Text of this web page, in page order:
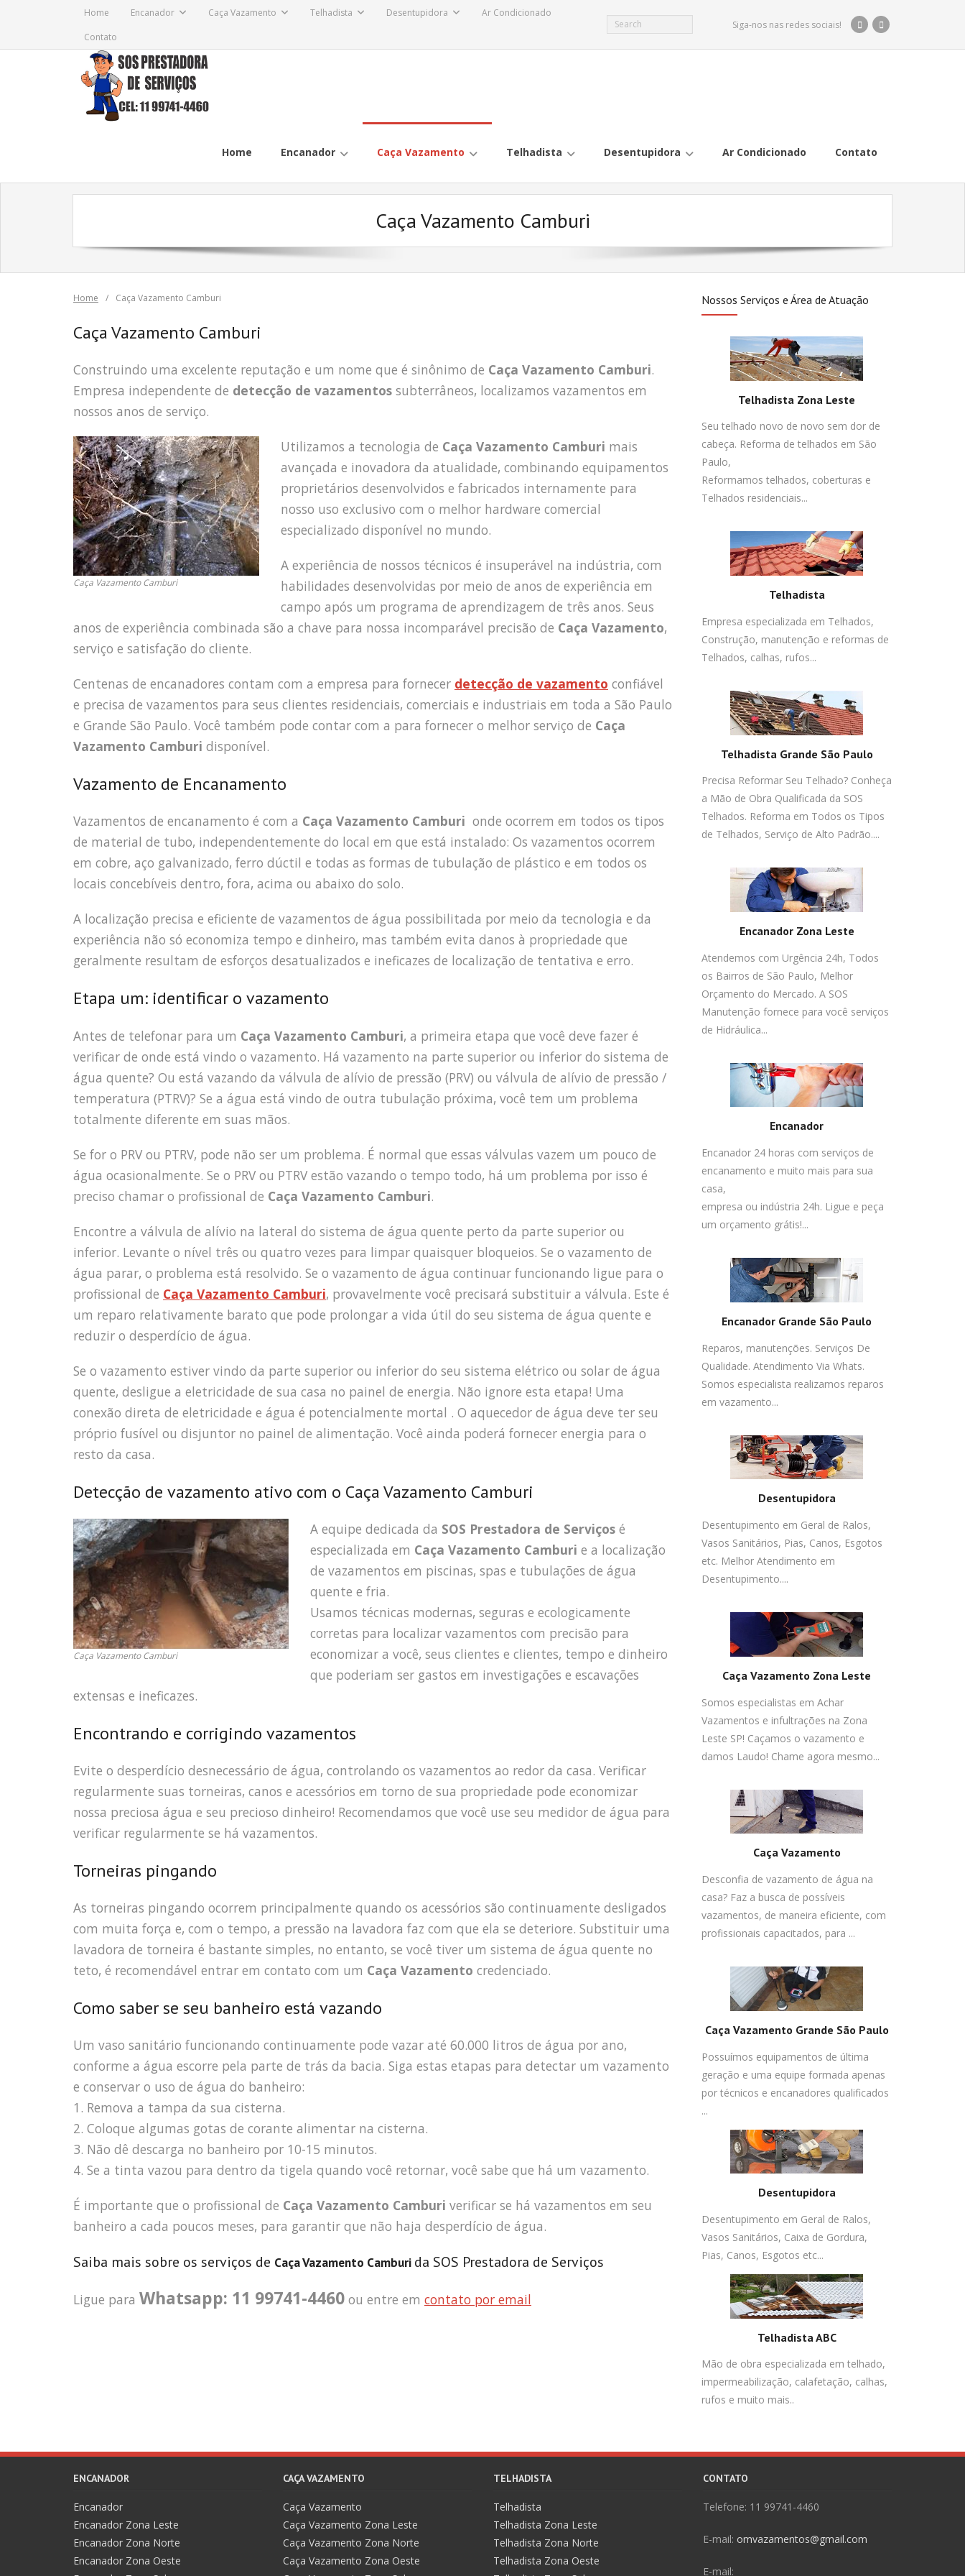
Home Encanador Caça Vazamento Telhadista Desentupidora
Ar Condicionado
Contato
Siga-nos nas redes sociais!
Home Encanador Caça Vazamento Telhadista Desentupidora Ar Condicionado Contato
Caça Vazamento Camburi
Home / Caça Vazamento Camburi
Caça Vazamento Camburi
Construindo uma excelente reputação e um nome que é sinônimo de Caça Vazamento Camburi.
Empresa independente de detecção de vazamentos subterrâneos, localizamos vazamentos em
nossos anos de serviço.
Caça Vazamento Camburi
Utilizamos a tecnologia de Caça Vazamento Camburi mais
avançada e inovadora da atualidade, combinando equipamentos
proprietários desenvolvidos e fabricados internamente para
nosso uso exclusivo com o melhor hardware comercial
especializado disponível no mundo.
A experiência de nossos técnicos é insuperável na indústria, com
habilidades desenvolvidas por meio de anos de experiência em
campo após um programa de aprendizagem de três anos. Seus
anos de experiência combinada são a chave para nossa incomparável precisão de Caça Vazamento,
serviço e satisfação do cliente.
Centenas de encanadores contam com a empresa para fornecer detecção de vazamento confiável
e precisa de vazamentos para seus clientes residenciais, comerciais e industriais em toda a São Paulo
e Grande São Paulo. Você também pode contar com a para fornecer o melhor serviço de Caça
Vazamento Camburi disponível.
Vazamento de Encanamento
Vazamentos de encanamento é com a Caça Vazamento Camburi onde ocorrem em todos os tipos
de material de tubo, independentemente do local em que está instalado: Os vazamentos ocorrem
em cobre, aço galvanizado, ferro dúctil e todas as formas de tubulação de plástico e em todos os
locais concebíveis dentro, fora, acima ou abaixo do solo.
A localização precisa e eficiente de vazamentos de água possibilitada por meio da tecnologia e da
experiência não só economiza tempo e dinheiro, mas também evita danos à propriedade que
geralmente resultam de esforços desatualizados e ineficazes de localização de tentativa e erro.
Etapa um: identificar o vazamento
Antes de telefonar para um Caça Vazamento Camburi, a primeira etapa que você deve fazer é
verificar de onde está vindo o vazamento. Há vazamento na parte superior ou inferior do sistema de
água quente? Ou está vazando da válvula de alívio de pressão (PRV) ou válvula de alívio de pressão /
temperatura (PTRV)? Se a água está vindo de outra tubulação próxima, você tem um problema
totalmente diferente em suas mãos.
Se for o PRV ou PTRV, pode não ser um problema. É normal que essas válvulas vazem um pouco de
água ocasionalmente. Se o PRV ou PTRV estão vazando o tempo todo, há um problema por isso é
preciso chamar o profissional de Caça Vazamento Camburi.
Encontre a válvula de alívio na lateral do sistema de água quente perto da parte superior ou
inferior. Levante o nível três ou quatro vezes para limpar quaisquer bloqueios. Se o vazamento de
água parar, o problema está resolvido. Se o vazamento de água continuar funcionando ligue para o
profissional de Caça Vazamento Camburi, provavelmente você precisará substituir a válvula. Este é
um reparo relativamente barato que pode prolongar a vida útil do seu sistema de água quente e
reduzir o desperdício de água.
Se o vazamento estiver vindo da parte superior ou inferior do seu sistema elétrico ou solar de água
quente, desligue a eletricidade de sua casa no painel de energia. Não ignore esta etapa! Uma
conexão direta de eletricidade e água é potencialmente mortal . O aquecedor de água deve ter seu
próprio fusível ou disjuntor no painel de alimentação. Você ainda poderá fornecer energia para o
resto da casa.
Detecção de vazamento ativo com o Caça Vazamento Camburi
Caça Vazamento Camburi
A equipe dedicada da SOS Prestadora de Serviços é
especializada em Caça Vazamento Camburi e a localização
de vazamentos em piscinas, spas e tubulações de água
quente e fria.
Usamos técnicas modernas, seguras e ecologicamente
corretas para localizar vazamentos com precisão para
economizar a você, seus clientes e clientes, tempo e dinheiro
que poderiam ser gastos em investigações e escavações
extensas e ineficazes.
Encontrando e corrigindo vazamentos
Evite o desperdício desnecessário de água, controlando os vazamentos ao redor da casa. Verificar
regularmente suas torneiras, canos e acessórios em torno de sua propriedade pode economizar
nossa preciosa água e seu precioso dinheiro! Recomendamos que você use seu medidor de água para
verificar regularmente se há vazamentos.
Torneiras pingando
As torneiras pingando ocorrem principalmente quando os acessórios são continuamente desligados
com muita força e, com o tempo, a pressão na lavadora faz com que ela se deteriore. Substituir uma
lavadora de torneira é bastante simples, no entanto, se você tiver um sistema de água quente no
teto, é recomendável entrar em contato com um Caça Vazamento credenciado.
Como saber se seu banheiro está vazando
Um vaso sanitário funcionando continuamente pode vazar até 60.000 litros de água por ano,
conforme a água escorre pela parte de trás da bacia. Siga estas etapas para detectar um vazamento
e conservar o uso de água do banheiro:
1. Remova a tampa da sua cisterna.
2. Coloque algumas gotas de corante alimentar na cisterna.
3. Não dê descarga no banheiro por 10-15 minutos.
4. Se a tinta vazou para dentro da tigela quando você retornar, você sabe que há um vazamento.
É importante que o profissional de Caça Vazamento Camburi verificar se há vazamentos em seu
banheiro a cada poucos meses, para garantir que não haja desperdício de água.
Saiba mais sobre os serviços de Caça Vazamento Camburi da SOS Prestadora de Serviços
Ligue para Whatsapp: 11 99741-4460 ou entre em contato por email
Nossos Serviços e Área de Atuação
Telhadista Zona Leste
Seu telhado novo de novo sem dor de
cabeça. Reforma de telhados em São
Paulo,
Reformamos telhados, coberturas e
Telhados residenciais...
Telhadista
Empresa especializada em Telhados,
Construção, manutenção e reformas de
Telhados, calhas, rufos...
Telhadista Grande São Paulo
Precisa Reformar Seu Telhado? Conheça
a Mão de Obra Qualificada da SOS
Telhados. Reforma em Todos os Tipos
de Telhados, Serviço de Alto Padrão....
Encanador Zona Leste
Atendemos com Urgência 24h, Todos
os Bairros de São Paulo, Melhor
Orçamento do Mercado. A SOS
Manutenção fornece para você serviços
de Hidráulica...
Encanador
Encanador 24 horas com serviços de
encanamento e muito mais para sua
casa,
empresa ou indústria 24h. Ligue e peça
um orçamento grátis!...
Encanador Grande São Paulo
Reparos, manutenções. Serviços De
Qualidade. Atendimento Via Whats.
Somos especialista realizamos reparos
em vazamento...
Desentupidora
Desentupimento em Geral de Ralos,
Vasos Sanitários, Pias, Canos, Esgotos
etc. Melhor Atendimento em
Desentupimento....
Caça Vazamento Zona Leste
Somos especialistas em Achar
Vazamentos e infultrações na Zona
Leste SP! Caçamos o vazamento e
damos Laudo! Chame agora mesmo...
Caça Vazamento
Desconfia de vazamento de água na
casa? Faz a busca de possíveis
vazamentos, de maneira eficiente, com
profissionais capacitados, para ...
Caça Vazamento Grande São Paulo
Possuímos equipamentos de última
geração e uma equipe formada apenas
por técnicos e encanadores qualificados
...
Desentupidora
Desentupimento em Geral de Ralos,
Vasos Sanitários, Caixa de Gordura,
Pias, Canos, Esgotos etc...
Telhadista ABC
Mão de obra especializada em telhado,
impermeabilização, calafetação, calhas,
rufos e muito mais..
ENCANADOR
Encanador
Encanador Zona Leste
Encanador Zona Norte
Encanador Zona Oeste
CAÇA VAZAMENTO
Caça Vazamento
Caça Vazamento Zona Leste
Caça Vazamento Zona Norte
Caça Vazamento Zona Oeste
TELHADISTA
Telhadista
Telhadista Zona Leste
Telhadista Zona Norte
Telhadista Zona Oeste
CONTATO
Telefone: 11 99741-4460
E-mail: omvazamentos@gmail.com
E-mail: